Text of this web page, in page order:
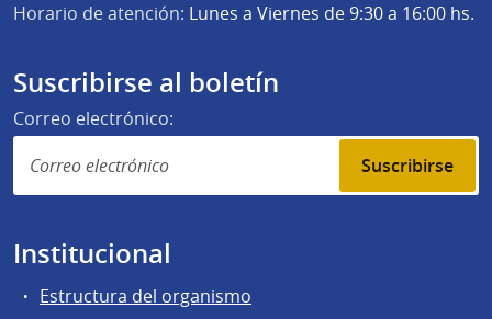
Horario de atención: Lunes a Viernes de 9:30 a 16:00 hs.
Suscribirse al boletín
Correo electrónico:
Suscribirse
Institucional
Estructura del organismo